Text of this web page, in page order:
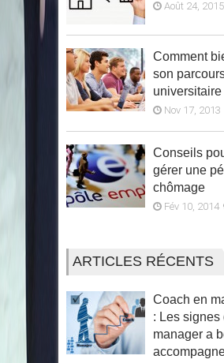
Août 24, 2015
Comment
son
universitaire
Nov 17, 2013
Conseils
gérer une
chômage
Fév 10, 2014
ARTICLES RÉCENTS
Coach en
: Les signes
manager a